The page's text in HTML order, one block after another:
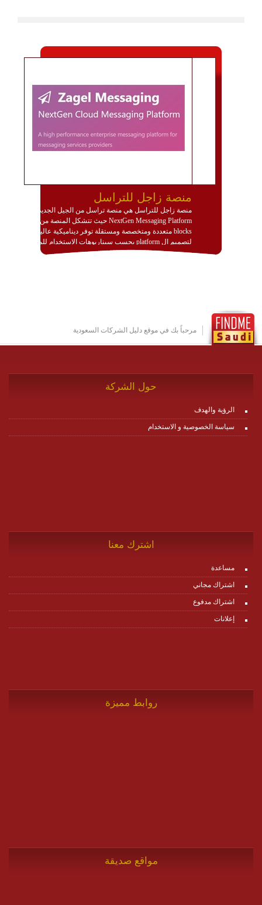
منصة زاجل للتراسل
منصة زاجل للتراسل هي منصة تراسل من الجيل الجديد
NextGen Messaging Platform حيث تتشكل المنصة من
blocks متعددة ومتخصصة ومستقلة توفر ديناميكية عالية
لتصميم ال platform بحسب سيناريوهات الاستخدام للمنصة
وتتوافق مع النشر والاستثمار ضمن بيئة استضافة dedicated
http://www.plutosms.com/zagel
مرحباً بك في موقع دليل الشركات السعودية
حول الشركة
الرؤية والهدف
سياسة الخصوصية و الاستخدام
اشترك معنا
مساعدة
اشتراك مجاني
اشتراك مدفوع
إعلانات
روابط مميزة
مواقع صديقة